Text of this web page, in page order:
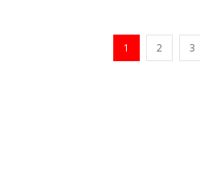
1 2 3